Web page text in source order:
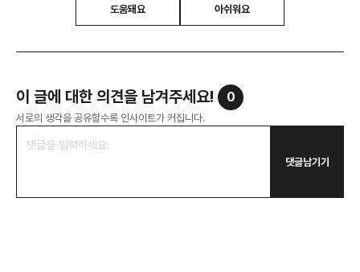
도움돼요 아쉬워요
이 글에 대한 의견을 남겨주세요! 0
서로의 생각을 공유할수록 인사이트가 커집니다.
댓글남기기